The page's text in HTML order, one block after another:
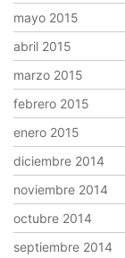
mayo 2015
abril 2015
marzo 2015
febrero 2015
enero 2015
diciembre 2014
noviembre 2014
octubre 2014
septiembre 2014